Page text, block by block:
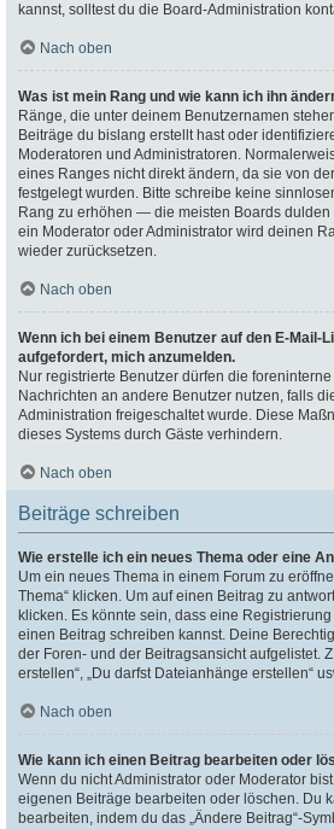
kannst, solltest du die Board-Administration
Nach oben
Was ist mein Rang und wie kann ich ihn
Ränge, die unter deinem Benutzernamen
Beiträge du bislang erstellt hast oder
Moderatoren und Administratoren.
eines Ranges nicht direkt ändern, da sie von
festgelegt wurden. Bitte schreibe keine
Rang zu erhöhen — die meisten Boards dulden
ein Moderator oder Administrator wird deinen
wieder zurücksetzen.
Nach oben
Wenn ich bei einem Benutzer auf den E-Mail-
aufgefordert, mich anzumelden.
Nur registrierte Benutzer dürfen die
Nachrichten an andere Benutzer nutzen, falls
Administration freigeschaltet wurde. Diese
dieses Systems durch Gäste verhindern.
Nach oben
Beiträge schreiben
Wie erstelle ich ein neues Thema oder eine
Um ein neues Thema in einem Forum zu
Thema“ klicken. Um auf einen Beitrag zu
klicken. Es könnte sein, dass eine
einen Beitrag schreiben kannst. Deine
der Foren- und der Beitragsansicht aufgelistet.
erstellen“, „Du darfst Dateianhänge erstellen“
Nach oben
Wie kann ich einen Beitrag bearbeiten oder
Wenn du nicht Administrator oder Moderator
eigenen Beiträge bearbeiten oder löschen. Du
bearbeiten, indem du das „Ändere Beitrag“-